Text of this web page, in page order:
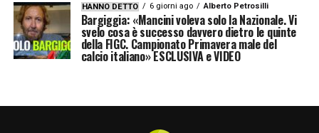
HANNO DETTO 6 giorni ago Alberto Petrosilli
Bargiggia: «Mancini voleva solo la Nazionale. Vi
svelo cosa è successo davvero dietro le quinte
della FIGC. Campionato Primavera male del
calcio italiano» ESCLUSIVA e VIDEO